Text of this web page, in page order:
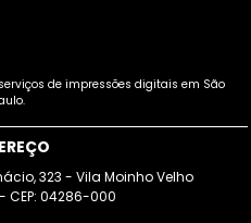
de impressões digitais em São
323 - Vila Moinho Velho
CEP: 04286-000